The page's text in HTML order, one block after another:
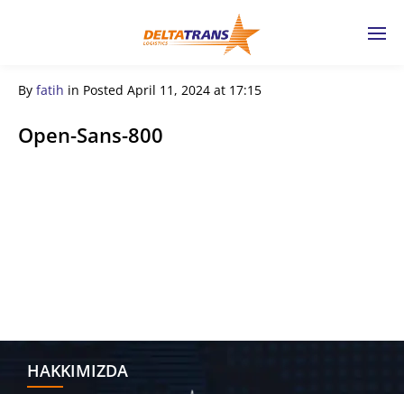
By fatih in Posted April 11, 2024 at 17:15
Open-Sans-800
HAKKIMIZDA